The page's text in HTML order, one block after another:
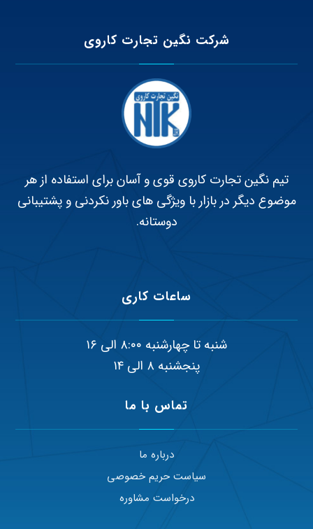
شرکت نگین تجارت کاروی
تیم نگین تجارت کاروی قوی و آسان برای استفاده از هر
موضوع دیگر در بازار با ویژگی های باور نکردنی و پشتیبانی
دوستانه.
ساعات کاری
شنبه تا چهارشنبه ۸:۰۰ الی ۱۶
پنجشنبه ۸ الی ۱۴
تماس با ما
درباره ما
سیاست حریم خصوصی
درخواست مشاوره